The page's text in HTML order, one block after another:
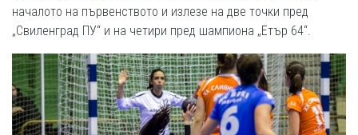
началото на първенството и излезе на две точки пред
„Свиленград ПУ“ и на четири пред шампиона „Етър 64“.